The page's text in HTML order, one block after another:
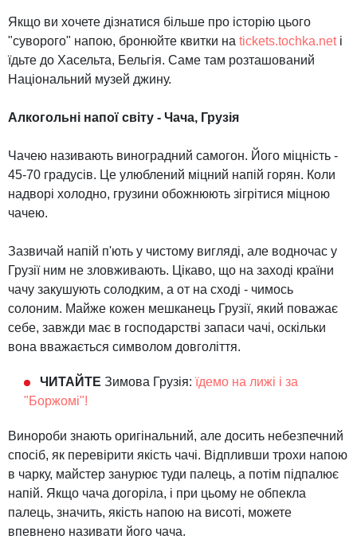
Якщо ви хочете дізнатися більше про історію цього
"суворого" напою, бронюйте квитки на tickets.tochka.netі
їдьте до Хасельта, Бельгія. Саме там розташований
Національний музей джину.
Алкогольні напої світу - Чача, Грузія
Чачею називають виноградний самогон. Його міцність -
45-70 градусів. Це улюблений міцний напій горян. Коли
надворі холодно, грузини обожнюють зігрітися міцною
чачею.
Зазвичай напій п'ють у чистому вигляді, але водночас у
Грузії ним не зловживають. Цікаво, що на заході країни
чачу закушують солодким, а от на сході - чимось
солоним. Майже кожен мешканець Грузії, який поважає
себе, завжди має в господарстві запаси чачі, оскільки
вона вважається символом довголіття.
ЧИТАЙТЕ Зимова Грузія: їдемо на лижі і за
"Боржомі"!
Винороби знають оригінальний, але досить небезпечний
спосіб, як перевірити якість чачі. Відпливши трохи напою
в чарку, майстер занурює туди палець, а потім підпалює
напій. Якщо чача догоріла, і при цьому не обпекла
палець, значить, якість напою на висоті, можете
впевнено називати його чача.